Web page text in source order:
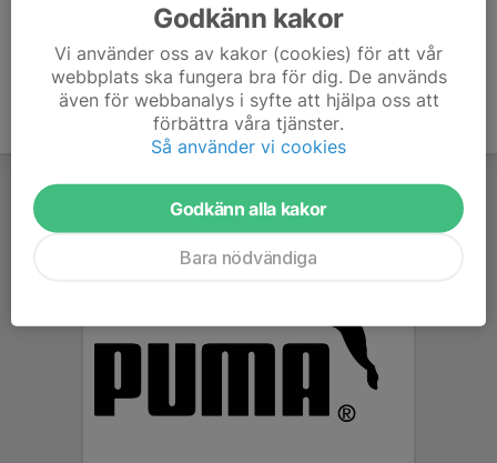
Godkänn kakor
Vi använder oss av kakor (cookies) för att vår
webbplats ska fungera bra för dig. De används
även för webbanalys i syfte att hjälpa oss att
förbättra våra tjänster.
Så använder vi cookies
Godkänn alla kakor
Bara nödvändiga